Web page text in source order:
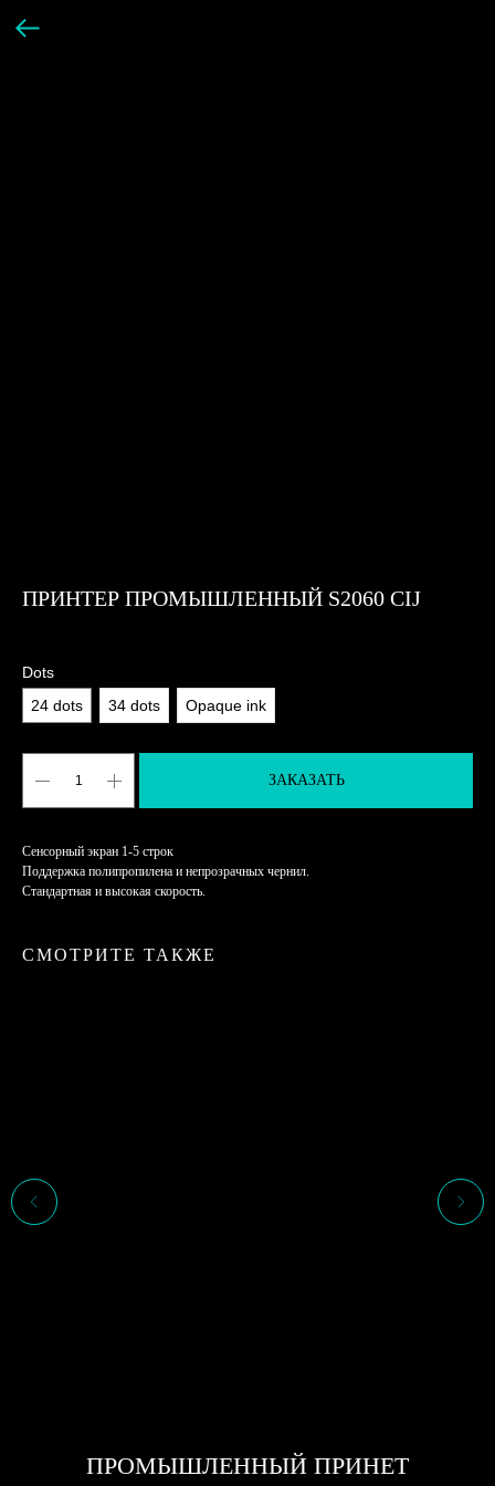
ПРИНТЕР ПРОМЫШЛЕННЫЙ S2060 CIJ
Dots
24 dots
34 dots Opaque ink
ЗАКАЗАТЬ
Сенсорный экран 1-5 строк
Поддержка полипропилена и непрозрачных чернил.
Стандартная и высокая скорость.
СМОТРИТЕ ТАКЖЕ
ПРОМЫШЛЕННЫЙ ПРИНЕТ